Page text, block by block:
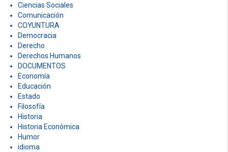
Ciencias Sociales
Comunicación
COYUNTURA
Democracia
Derecho
Derechos Humanos
DOCUMENTOS
Economía
Educación
Estado
Filosofía
Historia
Historia Económica
Humor
idioma